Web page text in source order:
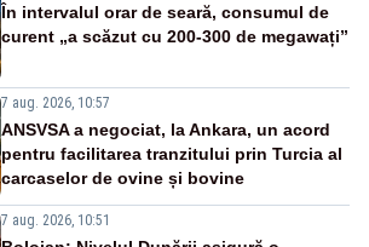
În intervalul orar de seară, consumul de
curent „a scăzut cu 200-300 de megawați”
7 aug. 2026, 10:57
ANSVSA a negociat, la Ankara, un acord
pentru facilitarea tranzitului prin Turcia al
carcaselor de ovine și bovine
7 aug. 2026, 10:51